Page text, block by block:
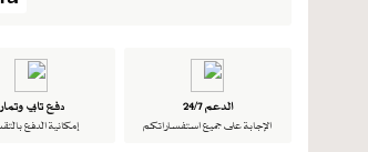
الدعم 24/7
الإجابة على جميع استفساراتكم
دفع تابي
إمكانية الدفع